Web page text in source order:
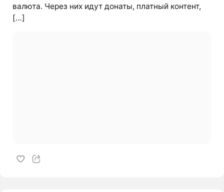
валюта. Через них идут донаты, платный контент,
[…]